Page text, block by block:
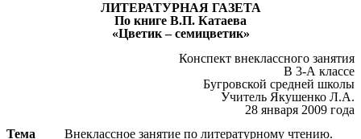
ЛИТЕРАТУРНАЯ ГАЗЕТА
По книге В.П. Катаева
«Цветик – семицветик»
Конспект внеклассного занятия
В 3-А классе
Бугровской средней школы
Учитель Якушенко Л.А.
28 января 2009 года
Тема Внеклассное занятие по литературному чтению.